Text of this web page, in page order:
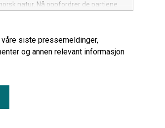
natur. Nå oppfordrer de partiene
siste pressemeldinger,
og annen relevant informasjon